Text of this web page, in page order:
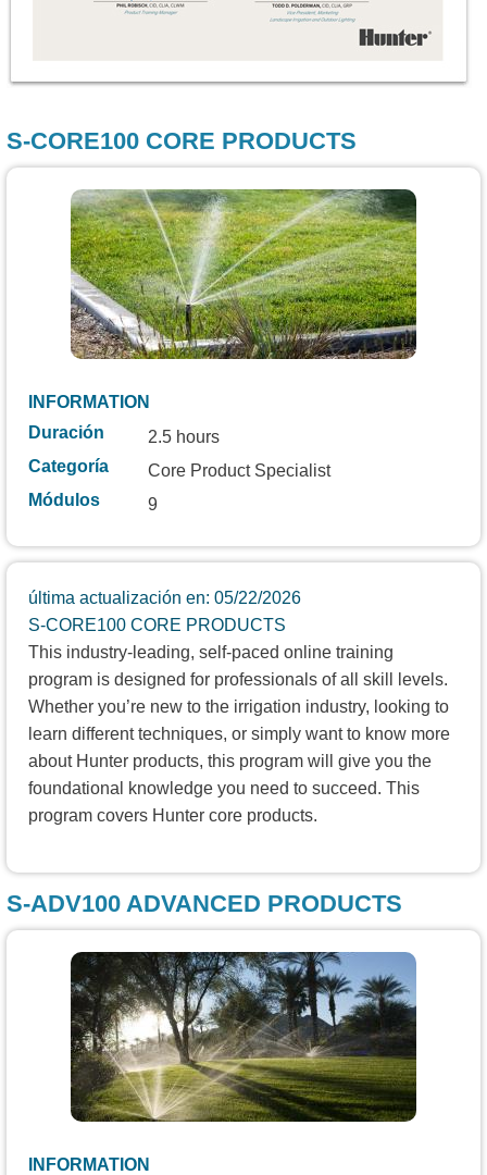
S-CORE100 CORE PRODUCTS
INFORMATION
Duración
2.5 hours
Categoría
Core Product Specialist
Módulos
9
última actualización en: 05/22/2026
S-CORE100 CORE PRODUCTS
This industry-leading, self-paced online training
program is designed for professionals of all skill levels.
Whether you’re new to the irrigation industry, looking to
learn different techniques, or simply want to know more
about Hunter products, this program will give you the
foundational knowledge you need to succeed. This
program covers Hunter core products.
S-ADV100 ADVANCED PRODUCTS
INFORMATION